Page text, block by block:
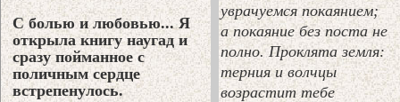
уврачуемся покаянием;
а покаяние без поста не
полно. Проклята земля:
терния и волчцы
возрастит тебе
С болью и любовью... Я
открыла книгу наугад и
сразу пойманное с
поличным сердце
встрепенулось.